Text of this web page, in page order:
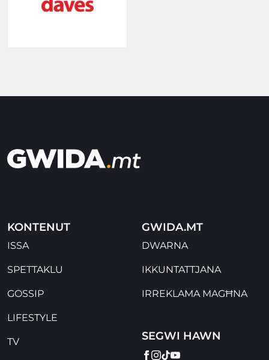
KONTENUT
ISSA
SPETTAKLU
GOSSIP
LIFESTYLE
TV
GWIDA.MT
DWARNA
IKKUNTATTJANA
IRREKLAMA MAGĦNA
SEGWI HAWN
FACEBOOK
INSTAGRAM
TIKTOK
YOUTUBE